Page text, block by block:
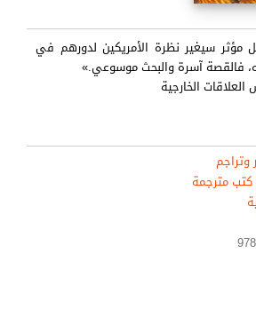
مؤثر سيغير نظرة الأمريكين لدورهم في
فالقصة آسرة والبحث موسوعي.»
الخارجية
وتراجم
كتب مترجمة